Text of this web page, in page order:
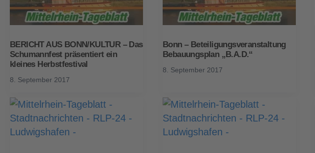
BERICHT AUS BONN/KULTUR – Das
Schumannfest präsentiert ein
kleines Herbstfestival
8. September 2017
Bonn – Beteiligungsveranstaltung
Bebauungsplan „B.A.D.“
8. September 2017